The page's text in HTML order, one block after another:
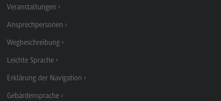
Profil-O-Mat Maschinenbau
(External link)
Rahmenbedingungen
Modulangebot
Berufsperspektiven
Kontakt
Master of Business Administration
Veranstaltungen
Ansprechpersonen
Wegbeschreibung
Leichte Sprache
Erklärung der Navigation
Gebärdensprache